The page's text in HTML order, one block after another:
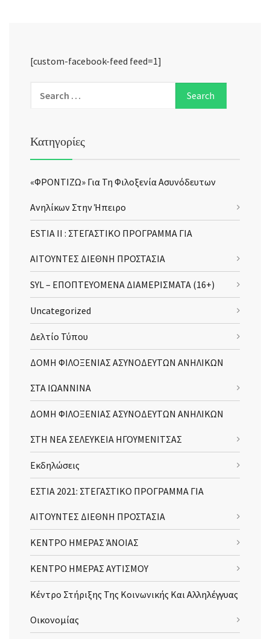
[custom-facebook-feed feed=1]
Κατηγορίες
«ΦΡΟΝΤΙΖΩ» Για Τη Φιλοξενία Ασυνόδευτων
Ανηλίκων Στην Ήπειρο
ESTIA II : ΣΤΕΓΑΣΤΙΚΟ ΠΡΟΓΡΑΜΜΑ ΓΙΑ
ΑΙΤΟΥΝΤΕΣ ΔΙΕΘΝΗ ΠΡΟΣΤΑΣΙΑ
SYL – ΕΠΟΠΤΕΥΟΜΕΝΑ ΔΙΑΜΕΡΙΣΜΑΤΑ (16+)
Uncategorized
Δελτίο Τύπου
ΔΟΜΗ ΦΙΛΟΞΕΝΙΑΣ ΑΣΥΝΟΔΕΥΤΩΝ ΑΝΗΛΙΚΩΝ
ΣΤΑ ΙΩΑΝΝΙΝΑ
ΔΟΜΗ ΦΙΛΟΞΕΝΙΑΣ ΑΣΥΝΟΔΕΥΤΩΝ ΑΝΗΛΙΚΩΝ
ΣΤΗ ΝΕΑ ΣΕΛΕΥΚΕΙΑ ΗΓΟΥΜΕΝΙΤΣΑΣ
Εκδηλώσεις
ΕΣΤΙΑ 2021: ΣΤΕΓΑΣΤΙΚΟ ΠΡΟΓΡΑΜΜΑ ΓΙΑ
ΑΙΤΟΥΝΤΕΣ ΔΙΕΘΝΗ ΠΡΟΣΤΑΣΙΑ
ΚΕΝΤΡΟ ΗΜΕΡΑΣ ΆΝΟΙΑΣ
ΚΕΝΤΡΟ ΗΜΕΡΑΣ ΑΥΤΙΣΜΟΥ
Κέντρο Στήριξης Της Κοινωνικής Και Αλληλέγγυας
Οικονομίας